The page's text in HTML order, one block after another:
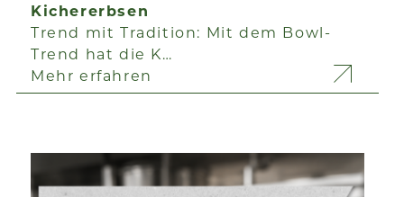
Kichererbsen
Trend mit Tradition: Mit dem Bowl-
Trend hat die K…
Mehr erfahren